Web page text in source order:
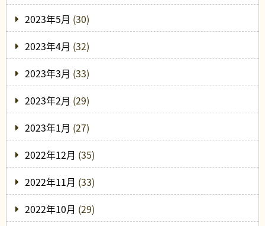
2023年5月 (30)
2023年4月 (32)
2023年3月 (33)
2023年2月 (29)
2023年1月 (27)
2022年12月 (35)
2022年11月 (33)
2022年10月 (29)